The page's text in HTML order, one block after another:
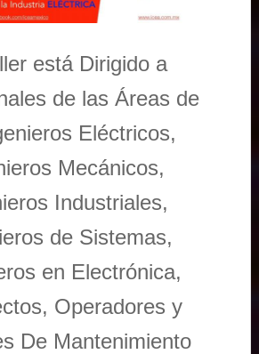
está Dirigido a
de las Áreas de
Eléctricos,
Mecánicos,
Industriales,
de Sistemas,
en Electrónica,
Operadores y
De Mantenimiento